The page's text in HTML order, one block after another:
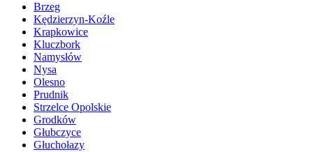
Brzeg
Kędzierzyn-Koźle
Krapkowice
Kluczbork
Namysłów
Nysa
Olesno
Prudnik
Strzelce Opolskie
Grodków
Głubczyce
Głuchołazy